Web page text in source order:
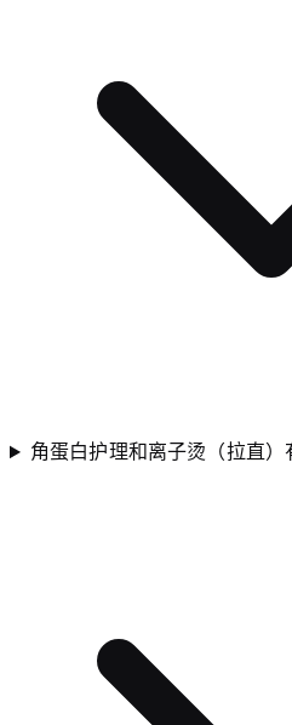
角蛋白护理和离子烫（拉直）